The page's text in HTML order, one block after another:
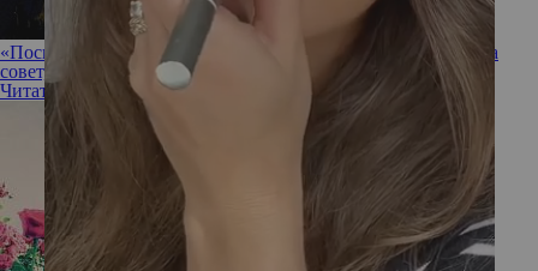
«Посмотрите своим страхам в лицо»: Полина Гагарина дала
совет, как перестать стесняться
Читать полностью